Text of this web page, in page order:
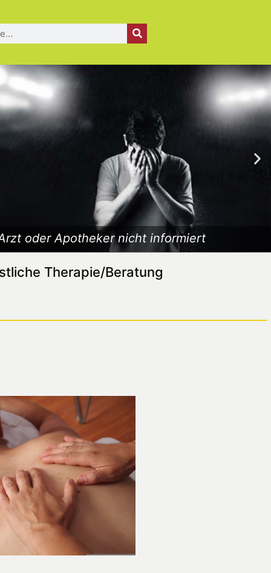
oder Apotheker nicht informiert
Therapie/Beratung